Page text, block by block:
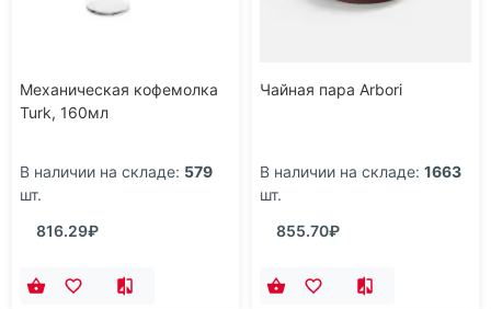
Механическая кофемолка
Turk, 160мл
В наличии на складе: 579
шт.
816.29₽
Чайная пара Arbori
В наличии на складе: 1663
шт.
855.70₽